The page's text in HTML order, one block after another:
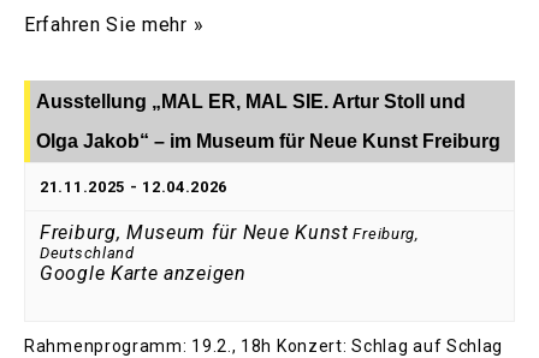
Erfahren Sie mehr »
Ausstellung „MAL ER, MAL SIE. Artur Stoll und
Olga Jakob“ – im Museum für Neue Kunst Freiburg
21.11.2025 - 12.04.2026
Freiburg, Museum für Neue Kunst Freiburg,
Deutschland
Google Karte anzeigen
Rahmenprogramm: 19.2., 18h Konzert: Schlag auf Schlag